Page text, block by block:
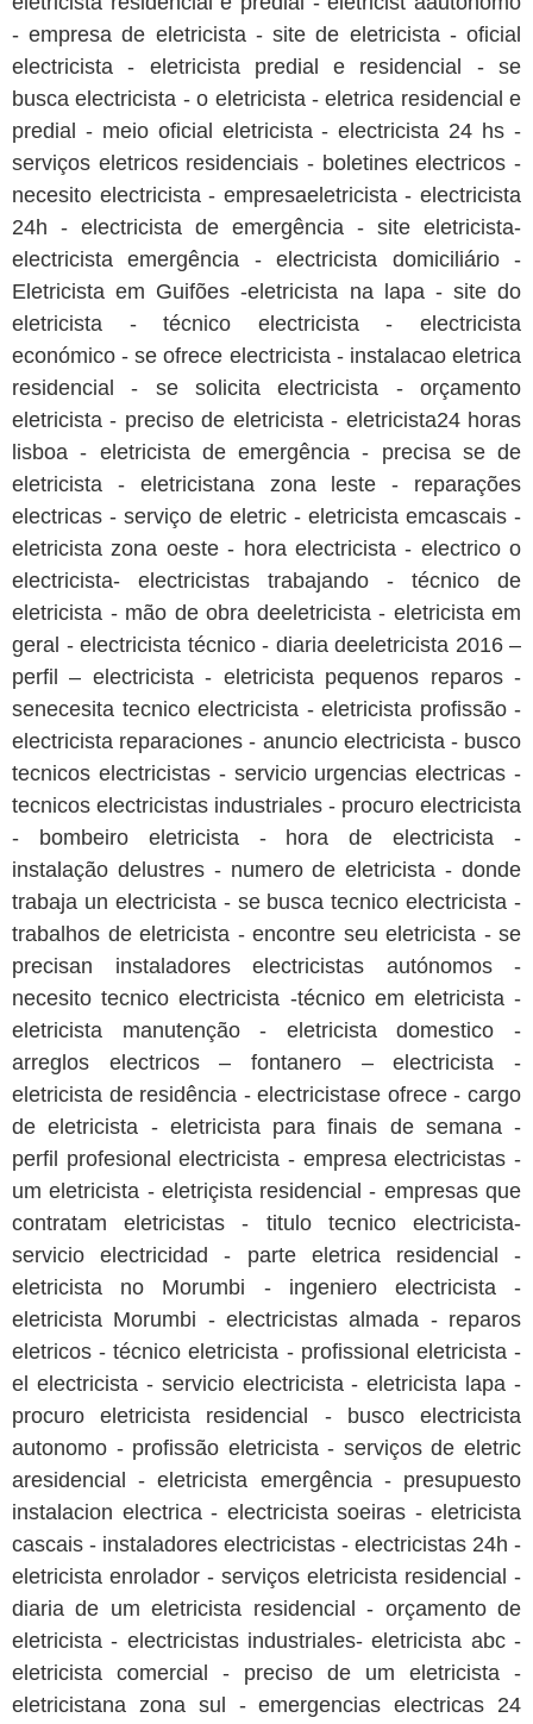
- empresa de eletricista - site de eletricista - oficial
electricista - eletricista predial e residencial - se
busca electricista - o eletricista - eletrica residencial e
predial - meio oficial eletricista - electricista 24 hs -
serviços eletricos residenciais - boletines electricos -
necesito electricista - empresaeletricista - electricista
24h - electricista de emergência - site eletricista-
electricista emergência - electricista domiciliário -
Eletricista em Guifões -eletricista na lapa - site do
eletricista - técnico electricista - electricista
económico - se ofrece electricista - instalacao eletrica
residencial - se solicita electricista - orçamento
eletricista - preciso de eletricista - eletricista24 horas
lisboa - eletricista de emergência - precisa se de
eletricista - eletricistana zona leste - reparações
electricas - serviço de eletric - eletricista emcascais -
eletricista zona oeste - hora electricista - electrico o
electricista- electricistas trabajando - técnico de
eletricista - mão de obra deeletricista - eletricista em
geral - electricista técnico - diaria deeletricista 2016 –
perfil – electricista - eletricista pequenos reparos -
senecesita tecnico electricista - eletricista profissão -
electricista reparaciones - anuncio electricista - busco
tecnicos electricistas - servicio urgencias electricas -
tecnicos electricistas industriales - procuro electricista
- bombeiro eletricista - hora de electricista -
instalação delustres - numero de eletricista - donde
trabaja un electricista - se busca tecnico electricista -
trabalhos de eletricista - encontre seu eletricista - se
precisan instaladores electricistas autónomos -
necesito tecnico electricista -técnico em eletricista -
eletricista manutenção - eletricista domestico -
arreglos electricos – fontanero – electricista -
eletricista de residência - electricistase ofrece - cargo
de eletricista - eletricista para finais de semana -
perfil profesional electricista - empresa electricistas -
um eletricista - eletriçista residencial - empresas que
contratam eletricistas - titulo tecnico electricista-
servicio electricidad - parte eletrica residencial -
eletricista no Morumbi - ingeniero electricista -
eletricista Morumbi - electricistas almada - reparos
eletricos - técnico eletricista - profissional eletricista -
el electricista - servicio electricista - eletricista lapa -
procuro eletricista residencial - busco electricista
autonomo - profissão eletricista - serviços de eletric
aresidencial - eletricista emergência - presupuesto
instalacion electrica - electricista soeiras - eletricista
cascais - instaladores electricistas - electricistas 24h -
eletricista enrolador - serviços eletricista residencial -
diaria de um eletricista residencial - orçamento de
eletricista - electricistas industriales- eletricista abc -
eletricista comercial - preciso de um eletricista -
eletricistana zona sul - emergencias electricas 24